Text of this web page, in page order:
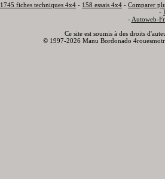
1745 fiches techniques 4x4 - 158 essais 4x4 - Comparer
-
- Autoweb-
Ce site est soumis à des droits
© 1997-2026 Manu Bordonado